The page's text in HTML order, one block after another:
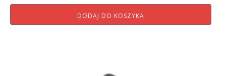
DODAJ DO KOSZYKA